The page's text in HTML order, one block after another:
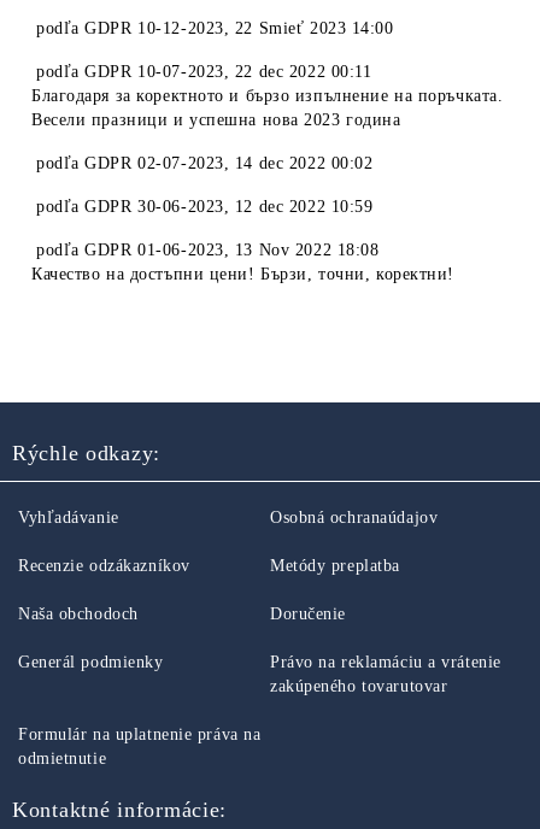
podľaGDPR 10-12-2023, 22 Smieť 2023 14:00
podľaGDPR 10-07-2023, 22 dec 2022 00:11
Благодаря за коректното и бързо изпълнение на поръчката.
Весели празници и успешна нова 2023 година
podľaGDPR 02-07-2023, 14 dec 2022 00:02
podľaGDPR 30-06-2023, 12 dec 2022 10:59
podľaGDPR 01-06-2023, 13 Nov 2022 18:08
Качество на достъпни цени! Бързи, точни, коректни!
Rýchle odkazy:
Vyhľadávanie
Recenzie odzákazníkov
Naša obchodoch
Generál podmienky
Osobná ochranaúdajov
Metódy preplatba
Doručenie
Právo na reklamáciu a vrátenie
zakúpeného tovarutovar
Formulár na uplatnenie práva na
odmietnutie
Kontaktné informácie: